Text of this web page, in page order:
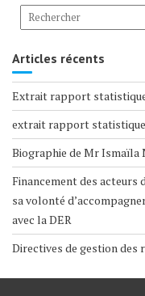
Articles récents
Extrait rapport
extrait rapport statistique
Biographie de Mr Ismaïla
Financement des acteurs
sa volonté
avec la DER
Directives de gestion des